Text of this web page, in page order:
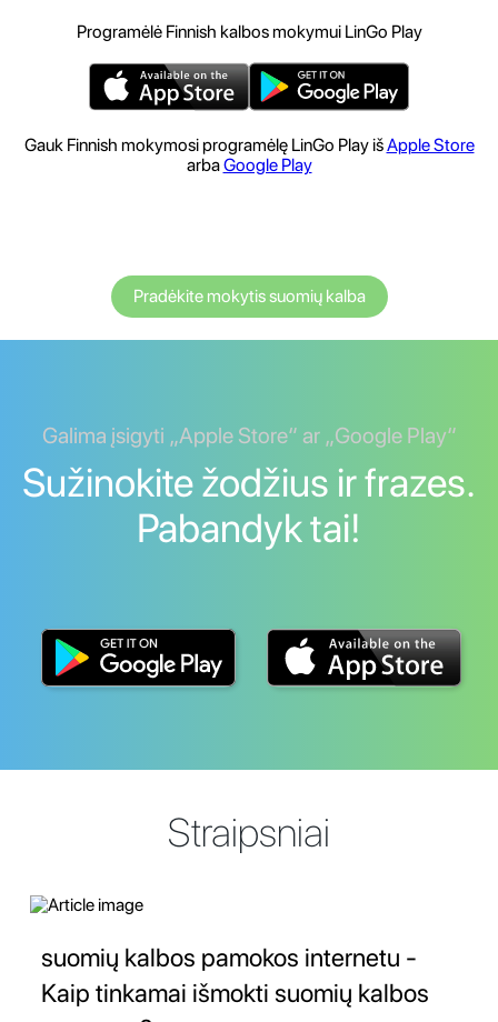
Programėlė Finnish kalbos mokymui LinGo Play
Gauk Finnish mokymosi programėlę LinGo Play išApple Store
arbaGoogle Play
Pradėkite mokytis suomių kalba
Galima įsigyti „Apple Store“ ar „Google Play“
Sužinokite žodžius ir frazes.
Pabandyk tai!
Straipsniai
suomių kalbos pamokos internetu -
Kaip tinkamai išmokti suomių kalbos